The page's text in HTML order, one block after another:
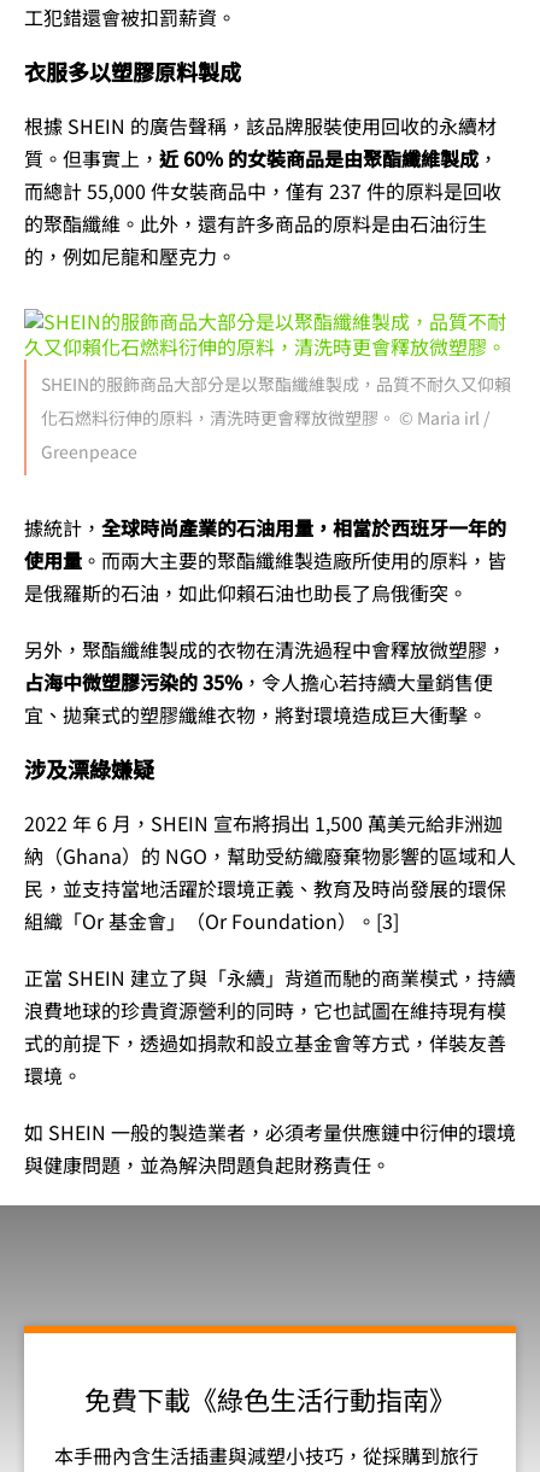
工犯錯還會被扣罰薪資。
衣服多以塑膠原料製成
根據 SHEIN 的廣告聲稱，該品牌服裝使用回收的永續材
質。但事實上， 近 60% 的女裝商品是由聚酯纖維製成 ，
而總計 55,000 件女裝商品中，僅有 237 件的原料是回收
的聚酯纖維。此外，還有許多商品的原料是由石油衍生
的，例如尼龍和壓克力。
SHEIN的服飾商品大部分是以聚酯纖維製成，品質不耐久又仰賴
化石燃料衍伸的原料，清洗時更會釋放微塑膠。 © Maria irl /
Greenpeace
據統計， 全球時尚產業的石油用量，相當於西班牙一年的
使用量 。而兩大主要的聚酯纖維製造廠所使用的原料，皆
是俄羅斯的石油，如此仰賴石油也助長了烏俄衝突。
另外，聚酯纖維製成的衣物在清洗過程中會釋放微塑膠，
占海中微塑膠污染的 35% ，令人擔心若持續大量銷售便
宜、拋棄式的塑膠纖維衣物，將對環境造成巨大衝擊。
涉及漂綠嫌疑
2022 年 6 月，SHEIN 宣布將捐出 1,500 萬美元給非洲迦
納（Ghana）的 NGO，幫助受紡織廢棄物影響的區域和人
民，並支持當地活躍於環境正義、教育及時尚發展的環保
組織「Or 基金會」（Or Foundation）。[3]
正當 SHEIN 建立了與「永續」背道而馳的商業模式，持續
浪費地球的珍貴資源營利的同時，它也試圖在維持現有模
式的前提下，透過如捐款和設立基金會等方式，佯裝友善
環境。
如 SHEIN 一般的製造業者，必須考量供應鏈中衍伸的環境
與健康問題，並為解決問題負起財務責任。
免費下載《綠色生活行動指南》
本手冊內含生活插畫與減塑小技巧，從採購到旅行